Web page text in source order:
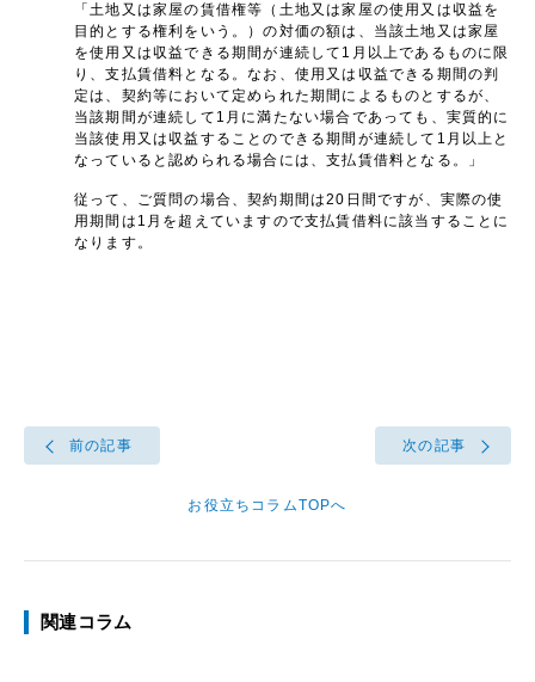
「土地又は家屋の賃借権等（土地又は家屋の使用又は収益を
目的とする権利をいう。）の対価の額は、当該土地又は家屋
を使用又は収益できる期間が連続して1月以上であるものに限
り、支払賃借料となる。なお、使用又は収益できる期間の判
定は、契約等において定められた期間によるものとするが、
当該期間が連続して1月に満たない場合であっても、実質的に
当該使用又は収益することのできる期間が連続して1月以上と
なっていると認められる場合には、支払賃借料となる。」
従って、ご質問の場合、契約期間は20日間ですが、実際の使
用期間は1月を超えていますので支払賃借料に該当することに
なります。
前の記事
お役立ちコラムTOPへ
次の記事
関連コラム